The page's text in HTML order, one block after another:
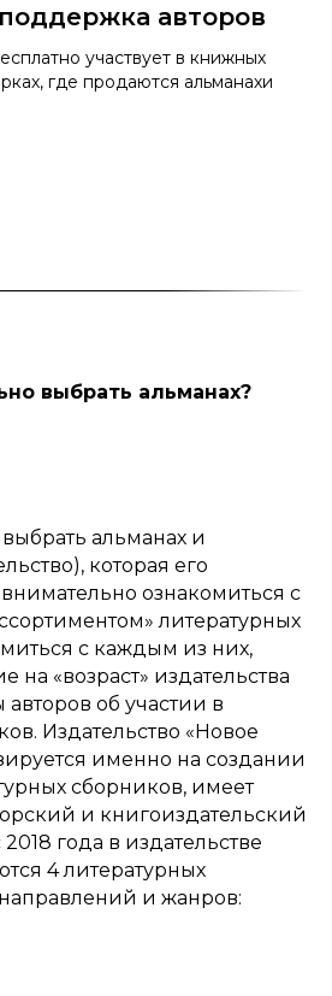
авторов
участвует в книжных
где продаются альманахи
выбрать альманах?
альманах и
которая его
ознакомиться с
литературных
с каждым из них,
на «возраст» издательства
авторов об участии в
Издательство «Новое
именно на создании
сборников, имеет
и книгоиздательский
2018 года в издательстве
4 литературных
и жанров: